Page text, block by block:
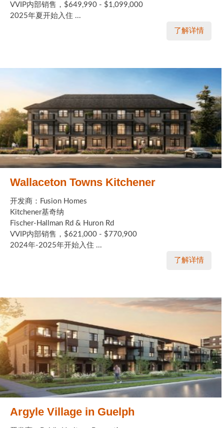
VVIP内部销售，$649,990 - $1,099,000
2025年夏开始入住 ...
了解详情
Wallaceton Towns Kitchener
开发商：Fusion Homes
Kitchener基奇纳
Fischer-Hallman Rd & Huron Rd
VVIP内部销售，$621,000 - $770,900
2024年-2025年开始入住 ...
了解详情
Argyle Village in Guelph